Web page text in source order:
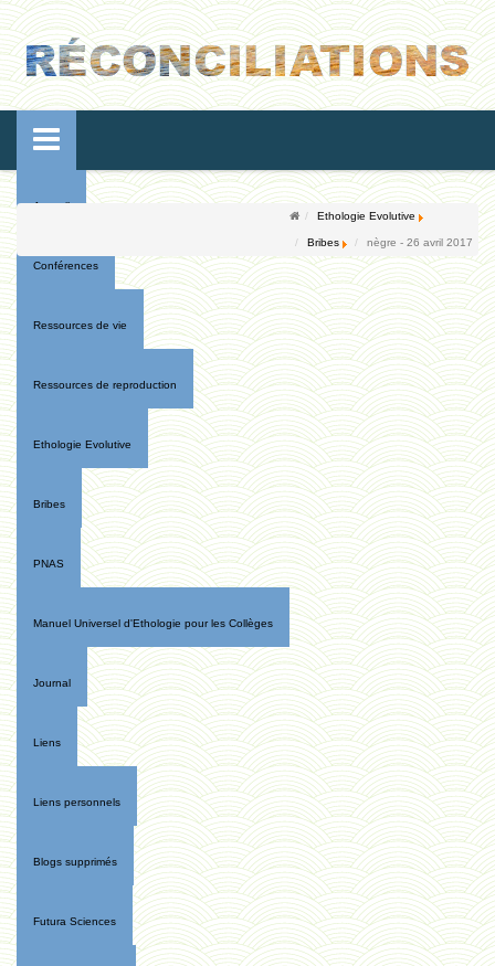
Accueil
Conférences
Ressources de vie
Ressources de reproduction
Ethologie Evolutive
Bribes
PNAS
Manuel Universel d'Ethologie pour les Collèges
Journal
Liens
Liens personnels
Blogs supprimés
Futura Sciences
Ethologie Evolutive
Bribes nègre - 26 avril 2017